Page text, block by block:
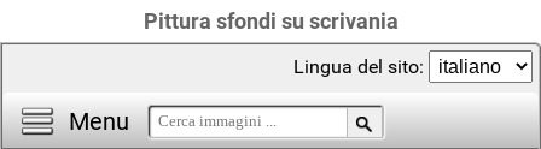
Pittura sfondi su scrivania
Menu
Lingua del sito: